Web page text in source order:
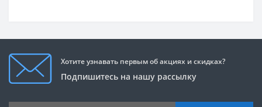
Хотите узнавать первым об акциях и скидках?
Подпишитесь на нашу рассылку